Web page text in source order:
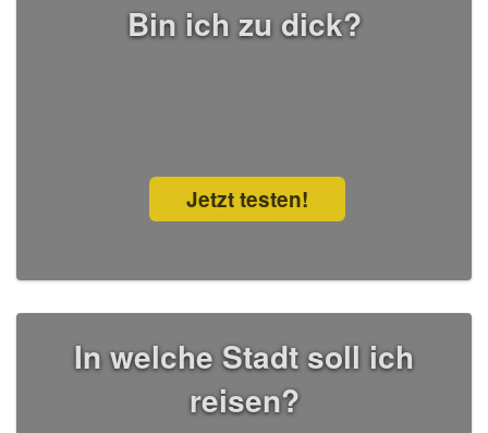
Bin ich zu dick?
Jetzt testen!
In welche Stadt soll ich
reisen?